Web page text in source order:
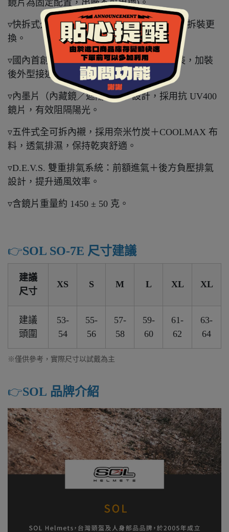
鏡片為固定配置，出廠不可更換)。
▿快拆式外鏡片設計，不需任何工具即可自行拆裝更
換。
▿國內首創 3/4 可拆式下巴，免工具即可拆裝，加裝
後外型接近全罩式安全帽。
▿內墨片（內藏鏡／遮陽鏡）**設計，採用抗 UV400
鏡片，有效阻隔陽光。
▿五件式全可拆內襯，採用奈米竹炭＋COOLMAX 布
料，透氣排濕，保持乾爽舒適。
▿D.E.V.S. 雙重排氣系統：前額進氣＋後方負壓排氣
設計，提升通風效率。
▿含鏡片重量約 1450 ± 50 克。
👉️SOL SO-7E 尺寸建議
建議
尺寸
XS S M L XL XL
建議
頭圍
53-
54
55-
56
57-
58
59-
60
61-
62
63-
64
※僅供參考，實際尺寸以試戴為主
👉️SOL 品牌介紹